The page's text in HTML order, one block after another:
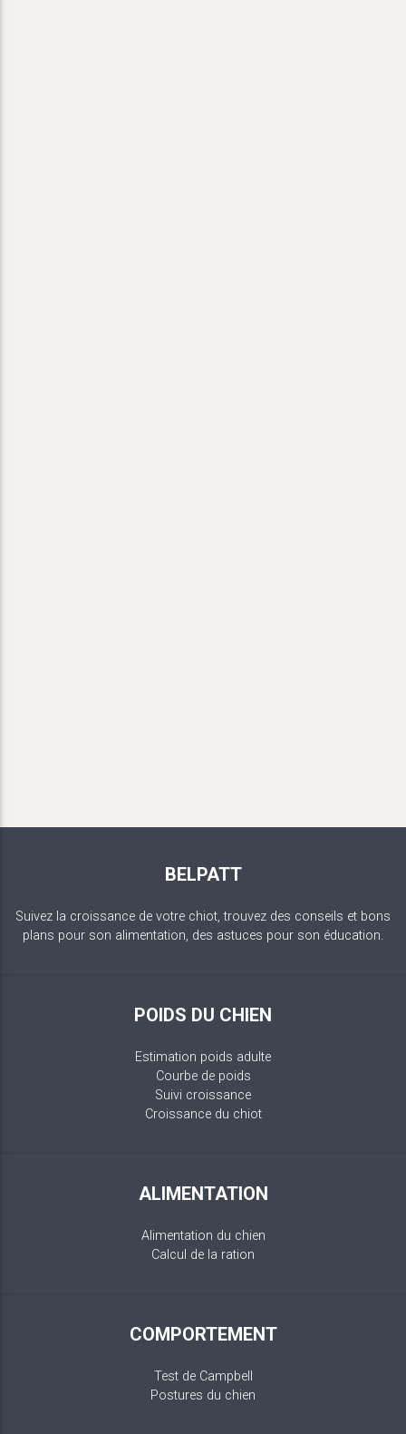
BELPATT
Suivez la croissance de votre chiot, trouvez des conseils et bons
plans pour son alimentation, des astuces pour son éducation.
POIDS DU CHIEN
Estimation poids adulte
Courbe de poids
Suivi croissance
Croissance du chiot
ALIMENTATION
Alimentation du chien
Calcul de la ration
COMPORTEMENT
Test de Campbell
Postures du chien